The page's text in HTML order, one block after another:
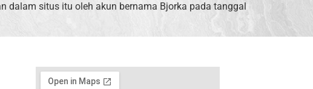
dalam situs itu oleh akun bernama Bjorka pada tanggal